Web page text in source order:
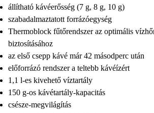
állítható kávéerősség (7 g, 8 g, 10 g)
szabadalmaztatott forrázóegység
Thermoblock fűtőrendszer az optimális
biztosításához
az első csepp kávé már 42 másodperc után
előforrázó rendszer a teltebb kávéízért
1,1 l-es kivehető víztartály
150 g-os kávétartály-kapacitás
csésze-megvilágítás